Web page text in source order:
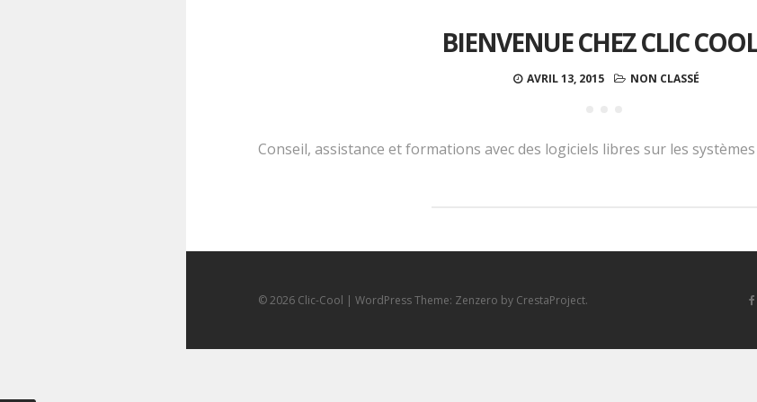
BIENVENUE CHEZ CLIC
AVRIL 13, 2015 NON CLASSÉ
Conseil, assistance et formations avec des logiciels libres sur les
© 2026 Clic-Cool | WordPress Theme: Zenzero by CrestaProject.